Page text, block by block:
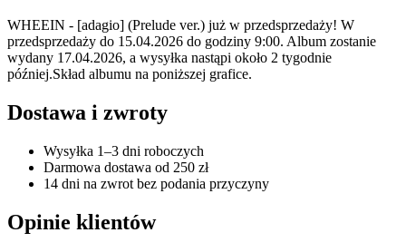
WHEEIN - [adagio] (Prelude ver.) już w przedsprzedaży! W
przedsprzedaży do 15.04.2026 do godziny 9:00. Album zostanie
wydany 17.04.2026, a wysyłka nastąpi około 2 tygodnie
później.Skład albumu na poniższej grafice.
Dostawa i zwroty
Wysyłka 1–3 dni roboczych
Darmowa dostawa od 250 zł
14 dni na zwrot bez podania przyczyny
Opinie klientów